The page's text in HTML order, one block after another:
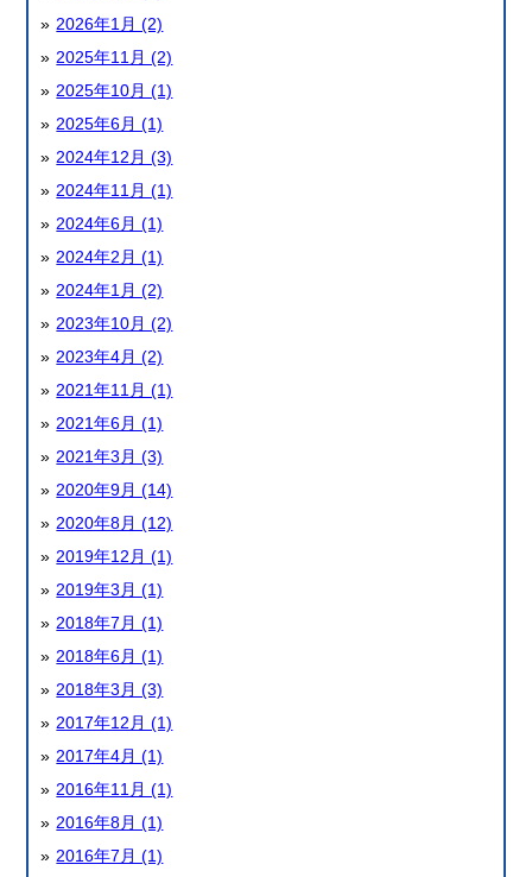
2026年1月 (2)
2025年11月 (2)
2025年10月 (1)
2025年6月 (1)
2024年12月 (3)
2024年11月 (1)
2024年6月 (1)
2024年2月 (1)
2024年1月 (2)
2023年10月 (2)
2023年4月 (2)
2021年11月 (1)
2021年6月 (1)
2021年3月 (3)
2020年9月 (14)
2020年8月 (12)
2019年12月 (1)
2019年3月 (1)
2018年7月 (1)
2018年6月 (1)
2018年3月 (3)
2017年12月 (1)
2017年4月 (1)
2016年11月 (1)
2016年8月 (1)
2016年7月 (1)